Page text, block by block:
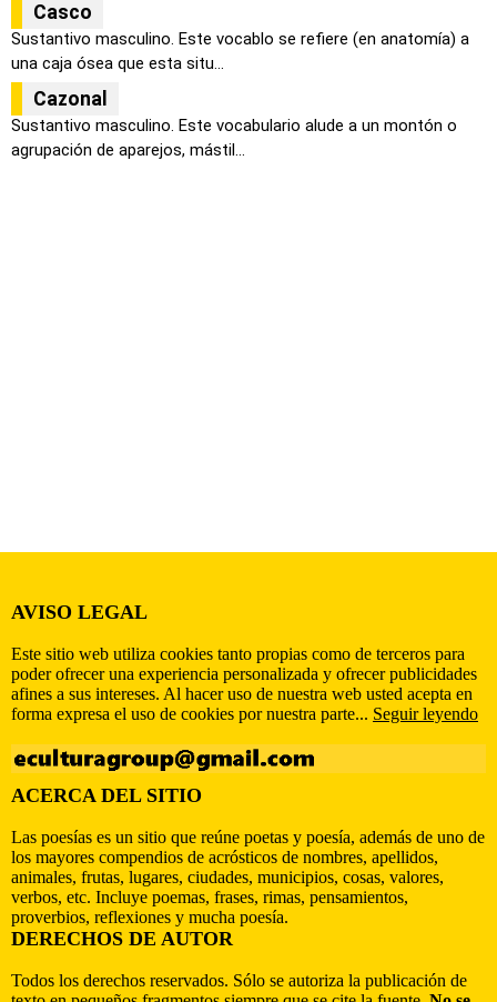
Casco
Sustantivo masculino. Este vocablo se refiere (en anatomía) a
una caja ósea que esta situ...
Cazonal
Sustantivo masculino. Este vocabulario alude a un montón o
agrupación de aparejos, mástil...
AVISO LEGAL
Este sitio web utiliza cookies tanto propias como de terceros para
poder ofrecer una experiencia personalizada y ofrecer publicidades
afines a sus intereses. Al hacer uso de nuestra web usted acepta en
forma expresa el uso de cookies por nuestra parte... Seguir leyendo
ACERCA DEL SITIO
Las poesías es un sitio que reúne poetas y poesía, además de uno de
los mayores compendios de acrósticos de nombres, apellidos,
animales, frutas, lugares, ciudades, municipios, cosas, valores,
verbos, etc. Incluye poemas, frases, rimas, pensamientos,
proverbios, reflexiones y mucha poesía.
DERECHOS DE AUTOR
Todos los derechos reservados. Sólo se autoriza la publicación de